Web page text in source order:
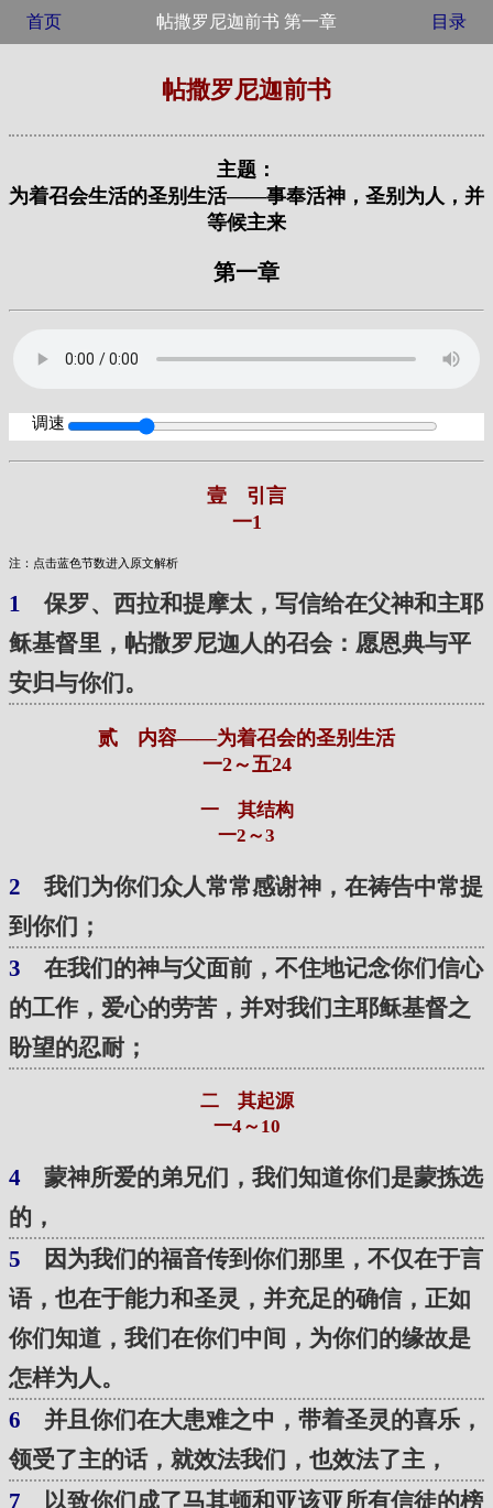
首页 帖撒罗尼迦前书 第一章 目录
帖撒罗尼迦前书
主题：
为着召会生活的圣别生活——事奉活神，圣别为人，并
等候主来
第一章
调速
壹 引言
一1
注：点击蓝色节数进入原文解析
1 保罗、西拉和提摩太，写信给在父神和主耶
稣基督里，帖撒罗尼迦人的召会：愿恩典与平
安归与你们。
贰 内容——为着召会的圣别生活
一2～五24
一 其结构
一2～3
2 我们为你们众人常常感谢神，在祷告中常提
到你们；
3 在我们的神与父面前，不住地记念你们信心
的工作，爱心的劳苦，并对我们主耶稣基督之
盼望的忍耐；
二 其起源
一4～10
4 蒙神所爱的弟兄们，我们知道你们是蒙拣选
的，
5 因为我们的福音传到你们那里，不仅在于言
语，也在于能力和圣灵，并充足的确信，正如
你们知道，我们在你们中间，为你们的缘故是
怎样为人。
6 并且你们在大患难之中，带着圣灵的喜乐，
领受了主的话，就效法我们，也效法了主，
7 以致你们成了马其顿和亚该亚所有信徒的榜